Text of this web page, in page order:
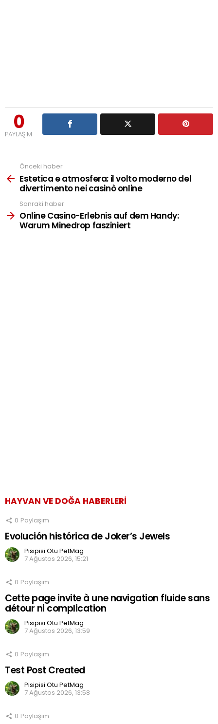
0
PAYLAŞIM
more
Önceki haber
Estetica e atmosfera: il volto moderno del
divertimento nei casinò online
Sonraki haber
Online Casino-Erlebnis auf dem Handy:
Warum Minedrop fasziniert
HAYVAN VE DOĞA HABERLERI
0 Paylaşım
Evolución histórica de Joker’s Jewels
Pisipisi Otu PetMag
7 Ağustos 2026, 15:21
0 Paylaşım
Cette page invite à une navigation fluide sans
détour ni complication
Pisipisi Otu PetMag
7 Ağustos 2026, 13:59
0 Paylaşım
Test Post Created
Pisipisi Otu PetMag
7 Ağustos 2026, 13:58
0 Paylaşım